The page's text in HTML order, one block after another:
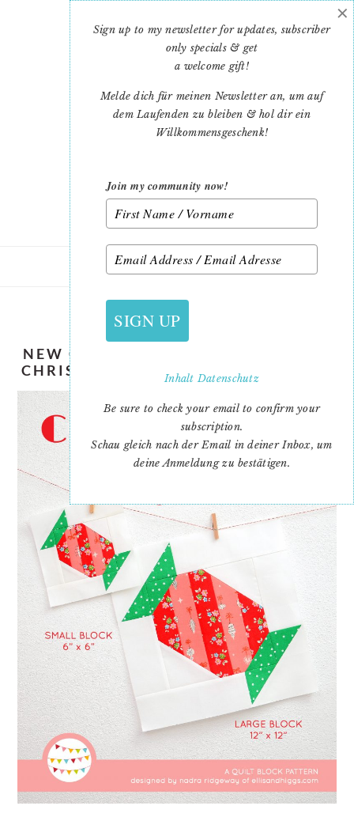
NEW CHRISTMAS QUILT PATTERNS:
CHRISTMAS CANDY QUILT PATTERN
Sign up to my newsletter for updates, subscriber
only specials & get
a welcome gift!
Melde dich für meinen Newsletter an, um auf
dem Laufenden zu bleiben & hol dir ein
Willkommensgeschenk!
Join my community now!
SIGN UP
InhaltDatenschutz
Be sure to check your email to confirm your
subscription.
Schau gleich nach der Email in deiner Inbox, um
deine Anmeldung zu bestätigen.
×